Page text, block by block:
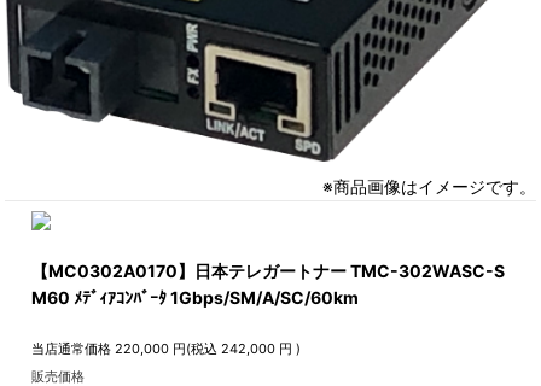
※商品画像はイメージです。
【MC0302A0170】日本テレガートナー TMC-302WASC-S
M60 ﾒﾃﾞｨｱｺﾝﾊﾞｰﾀ 1Gbps/SM/A/SC/60km
当店通常価格 220,000 円(税込242,000 円 )
販売価格